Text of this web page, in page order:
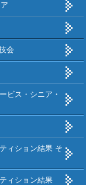
会
ビス・シニア・
ィション結果 そ
ィション結果